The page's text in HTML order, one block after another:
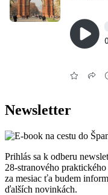
Newsletter
Prihlás sa k odberu
28-stranového praktického
za mesiac ťa budem
ďalších novinkách.